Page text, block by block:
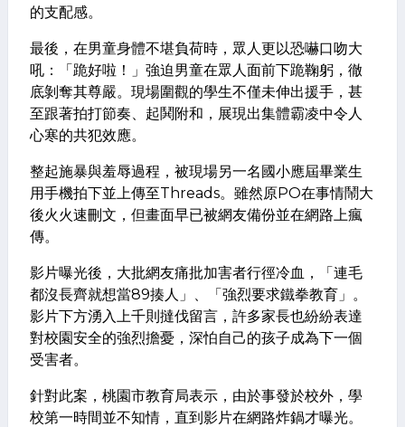
的支配感。
最後，在男童身體不堪負荷時，眾人更以恐嚇口吻大
吼：「跪好啦！」強迫男童在眾人面前下跪鞠躬，徹
底剝奪其尊嚴。現場圍觀的學生不僅未伸出援手，甚
至跟著拍打節奏、起鬨附和，展現出集體霸凌中令人
心寒的共犯效應。
整起施暴與羞辱過程，被現場另一名國小應屆畢業生
用手機拍下並上傳至Threads。雖然原PO在事情鬧大
後火火速刪文，但畫面早已被網友備份並在網路上瘋
傳。
影片曝光後，大批網友痛批加害者行徑冷血，「連毛
都沒長齊就想當89揍人」、「強烈要求鐵拳教育」。
影片下方湧入上千則撻伐留言，許多家長也紛紛表達
對校園安全的強烈擔憂，深怕自己的孩子成為下一個
受害者。
針對此案，桃園市教育局表示，由於事發於校外，學
校第一時間並不知情，直到影片在網路炸鍋才曝光。